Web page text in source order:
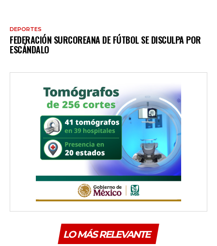
DEPORTES
FEDERACIÓN SURCOREANA DE FÚTBOL SE DISCULPA POR
ESCÁNDALO
LO MÁS RELEVANTE